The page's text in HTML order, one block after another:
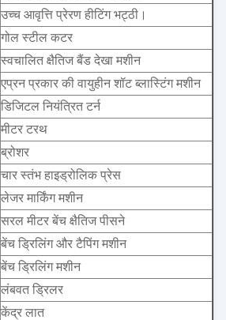
उच्च आवृत्ति प्रेरण हीटिंग भट्ठी।
गोल स्टील कटर
स्वचालित क्षैतिज बैंड देखा मशीन
एप्रन प्रकार की वायुहीन शॉट ब्लास्टिंग मशीन
डिजिटल नियंत्रित टर्न
मीटर टरथ
ब्रोशर
चार स्तंभ हाइड्रोलिक प्रेस
लेजर मार्किंग मशीन
सरल मीटर बेंच क्षैतिज पीसने
बेंच ड्रिलिंग और टैपिंग मशीन
बेंच ड्रिलिंग मशीन
लंबवत ड्रिलर
केंद्र लात